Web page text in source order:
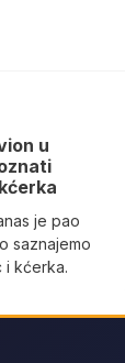
u
je pao
saznajemo
i kćerka.